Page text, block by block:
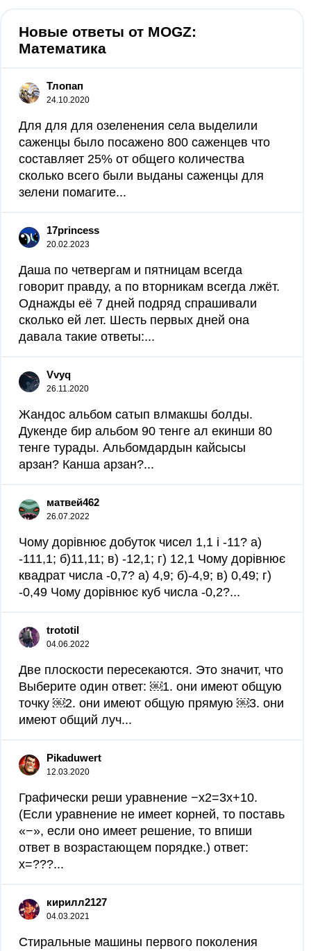
Новые ответы от MOGZ:
Математика
Тлопап
24.10.2020
Для для для озеленения села выделили
саженцы было посажено 800 саженцев что
составляет 25% от общего количества
сколько всего были выданы саженцы для
зелени помагите...
17princess
20.02.2023
Даша по четвергам и пятницам всегда
говорит правду, а по вторникам всегда лжёт.
Однажды её 7 дней подряд спрашивали
сколько ей лет. Шесть первых дней она
давала такие ответы:...
Vvyq
26.11.2020
Жандос альбом сатып влмакшы болды.
Дукенде бир альбом 90 тенге ал екинши 80
тенге турады. Альбомдардын кайсысы
арзан? Канша арзан?...
матвей462
26.07.2022
Чому дорівнює добуток чисел 1,1 і -11? а)
-111,1; б)11,11; в) -12,1; г) 12,1 Чому дорівнює
квадрат числа -0,7? а) 4,9; б)-4,9; в) 0,49; г)
-0,49 Чому дорівнює куб числа -0,2?...
trototil
04.06.2022
Две плоскости пересекаются. Это значит, что
Выберите один ответ: ￼1. они имеют общую
точку ￼2. они имеют общую прямую ￼3. они
имеют общий луч...
Pikaduwert
12.03.2020
Графически реши уравнение −x2=3x+10.
(Если уравнение не имеет корней, то поставь
«−», если оно имеет решение, то впиши
ответ в возрастающем порядке.) ответ:
x=???...
кирилл2127
04.03.2021
Стиральные машины первого поколения